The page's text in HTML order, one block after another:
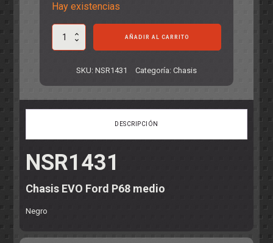
Hay existencias
Chasis
AÑADIR AL CARRITO
SKU: NSR1431 Categoría: Chasis
DESCRIPCIÓN
NSR1431
Chasis EVO Ford P68 medio
Negro